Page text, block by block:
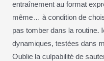
entraînement au format
même… à condition de
pas tomber dans la routine.
dynamiques, testées dans
Oublie la culpabilité de